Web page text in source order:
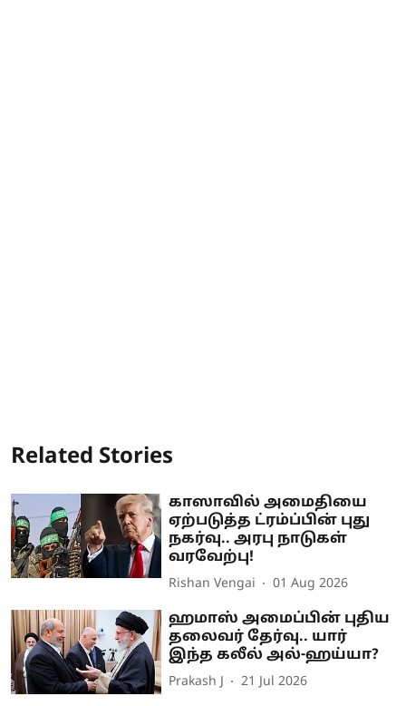
Related Stories
காஸாவில் அமைதியை
ஏற்படுத்த ட்ரம்ப்பின் புது
நகர்வு.. அரபு நாடுகள்
வரவேற்பு!
Rishan Vengai 01 Aug 2026
ஹமாஸ் அமைப்பின் புதிய
தலைவர் தேர்வு.. யார்
இந்த கலீல் அல்-ஹய்யா?
Prakash J 21 Jul 2026